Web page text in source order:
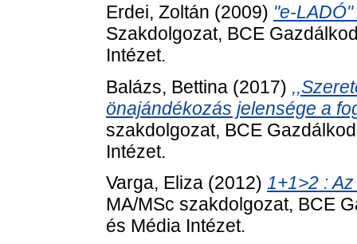
Erdei, Zoltán (2009) "e-
Szakdolgozat, BCE
Intézet.
Balázs, Bettina (2017)
önajándékozás jelensége a
szakdolgozat, BCE
Intézet.
Varga, Eliza (2012) 1+1>2 :
MA/MSc szakdolgozat, BCE
és Média Intézet.